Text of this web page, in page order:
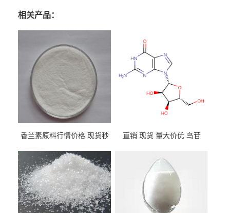
相关产品：
香兰素原料行情价格 现货秒
直销 现货 量大价优 鸟苷